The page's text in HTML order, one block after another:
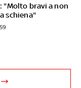
"Molto bravi a non
schiena"